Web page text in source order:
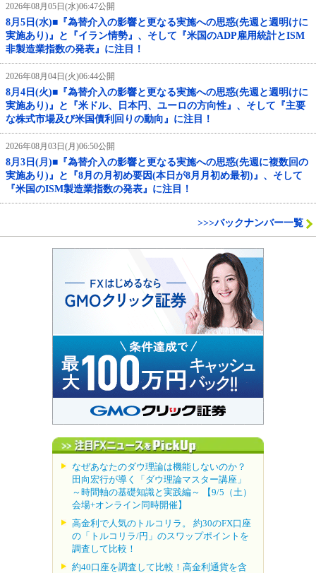
2026年08月05日(水)06:47公開
8月5日(水)■『為替介入の影響と更なる実施への思惑(先週と週明けに
実施あり)』と『イラン情勢』、そして『米国のADP雇用統計とISM
非製造業指数の発表』に注目！
2026年08月04日(火)06:44公開
8月4日(火)■『為替介入の影響と更なる実施への思惑(先週と週明けに
実施あり)』と『米ドル、日本円、ユーロの方向性』、そして『主要
な株式市場及び米国債利回りの動向』に注目！
2026年08月03日(月)06:50公開
8月3日(月)■『為替介入の影響と更なる実施への思惑(先週に複数回の
実施あり)』と『8月の月初め要因(本日が8月月初め最初)』、そして
『米国のISM製造業指数の発表』に注目！
>>>バックナンバー一覧
なぜあなたのダウ理論は機能しないのか？
田向宏行が導く「ダウ理論マスター講座」
～時間軸の基礎知識と実践編～ 【9/5（土）
会場+オンライン同時開催】
高金利で人気のトルコリラ。 約30のFX口座
の「トルコリラ/円」のスワップポイントを
調査して比較！
約40口座を調査して比較！高金利通貨を含